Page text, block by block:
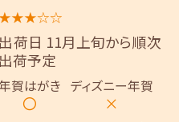
★★★☆☆
出荷日 11月上旬から順次
出荷予定
賀はがき
〇
ディズニー年賀
×